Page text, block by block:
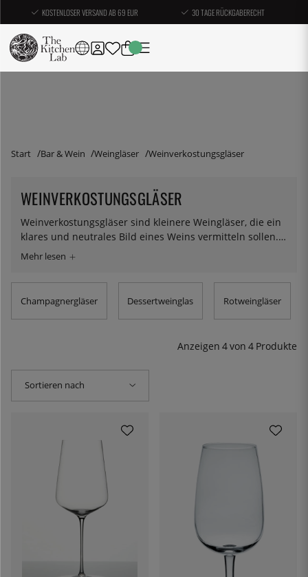
KOSTENLOSER VERSAND AB 69 EUR 30 TAGE RÜCKGABERECHT
Start Bar & Wein Weingläser Weinverkostungsgläser
WEINVERKOSTUNGSGLÄSER
Weinverkostungsgläser sind kleinere Weingläser, die ein
klares und neutrales Bild eines Weins vermitteln sollen.
Bei uns finden Sie Gläser für die Weinverkostung in
Champagnergläser Dessertweinglas Rotweingläser
Anzeigen 4von 4 Produkte
Sortieren nach